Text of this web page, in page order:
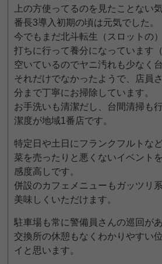
上の方使ってるのを見たことない
番長3導入初期の頃は元気でした。
今でもまだ北斗転生（スロットの
打ちに行って養分になっています（
空いているのでヤニ汚れも少なく
それだけでなかったようで、店員
分まで丁寧にお掃除しています。
お手洗いも清潔だし、台間清掃も
潔度が地域1番店です。
特定日や土日にフランクフルトな
菜を売ったりと悪くないイベント
感度高しです。
併設のカフェメニューもガッツリ
美味しくいただけます。
駐車場も常に警備員さんの巡回が
交換所の休憩もなくわかりやすい
イと思います。